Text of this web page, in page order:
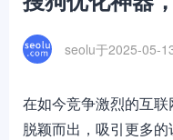
seolu于2025-05-
在如今竞争激烈的互
脱颖而出，吸引更多的